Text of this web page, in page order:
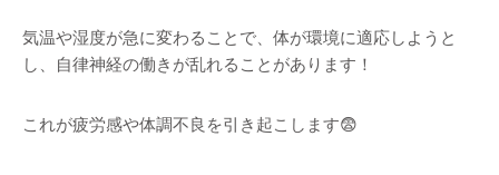
気温や湿度が急に変わることで、体が環境に適応しようと
し、自律神経の働きが乱れることがあります！
これが疲労感や体調不良を引き起こします😨